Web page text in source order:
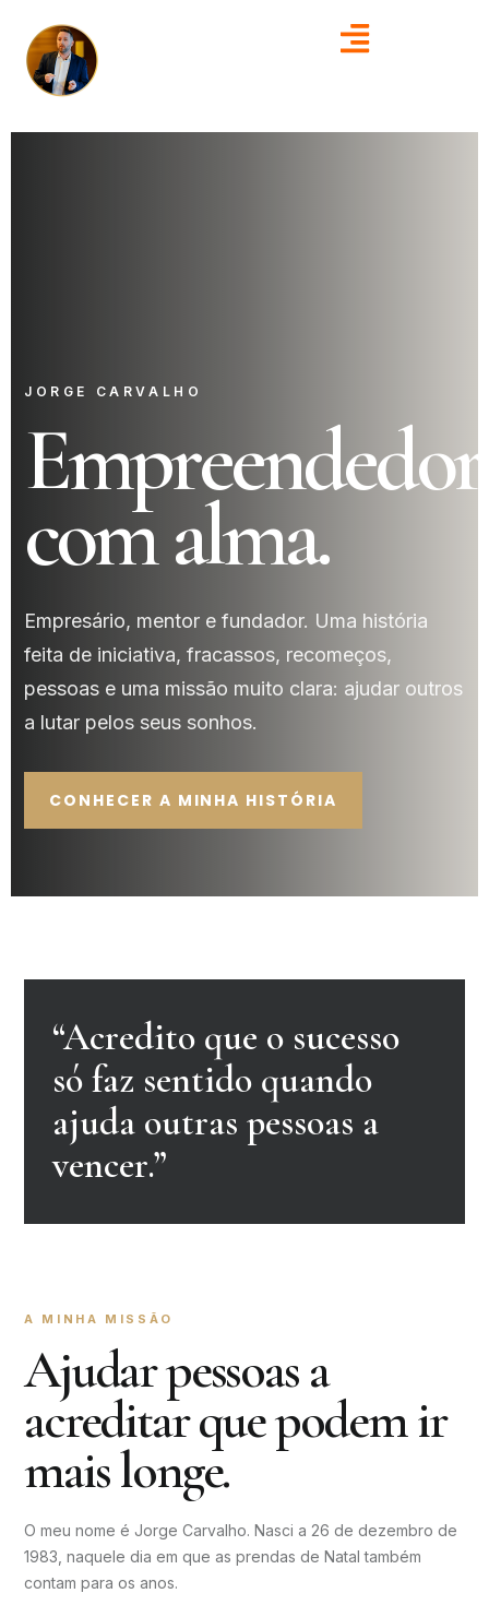
JORGE CARVALHO
com alma.
Empresário, mentor e fundador. Uma história
feita de iniciativa, fracassos, recomeços,
pessoas e uma missão muito clara: ajudar outros
a lutar pelos seus sonhos.
CONHECER A MINHA HISTÓRIA
“Acredito que o sucesso
só faz sentido quando
ajuda outras pessoas a
vencer.”
A MINHA MISSÃO
Ajudar pessoas a
acreditar que podem ir
mais longe.
O meu nome é Jorge Carvalho. Nasci a 26 de dezembro de
1983, naquele dia em que as prendas de Natal também
contam para os anos.